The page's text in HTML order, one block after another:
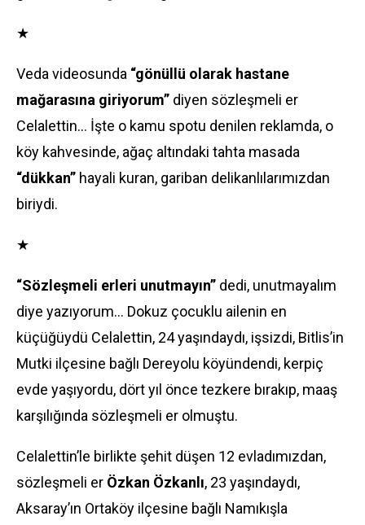
★
Veda videosunda “gönüllü olarak hastane
mağarasına giriyorum” diyen sözleşmeli er
Celalettin... İşte o kamu spotu denilen reklamda, o
köy kahvesinde, ağaç altındaki tahta masada
“dükkan” hayali kuran, gariban delikanlılarımızdan
biriydi.
★
“Sözleşmeli erleri unutmayın” dedi, unutmayalım
diye yazıyorum... Dokuz çocuklu ailenin en
küçüğüydü Celalettin, 24 yaşındaydı, işsizdi, Bitlis’in
Mutki ilçesine bağlı Dereyolu köyündendi, kerpiç
evde yaşıyordu, dört yıl önce tezkere bırakıp, maaş
karşılığında sözleşmeli er olmuştu.
Celalettin’le birlikte şehit düşen 12 evladımızdan,
sözleşmeli er Özkan Özkanlı, 23 yaşındaydı,
Aksaray’ın Ortaköy ilçesine bağlı Namıkışla